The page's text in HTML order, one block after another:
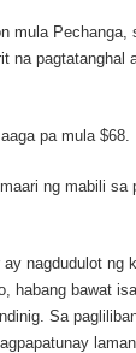
mula
na pagtatanghal
pa mula $68.
ng mabili sa
nagdudulot ng
habang bawat
Sa